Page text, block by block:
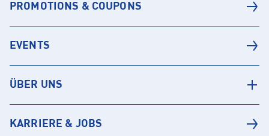
PROMOTIONS & COUPONS
EVENTS
ÜBER UNS
KARRIERE & JOBS